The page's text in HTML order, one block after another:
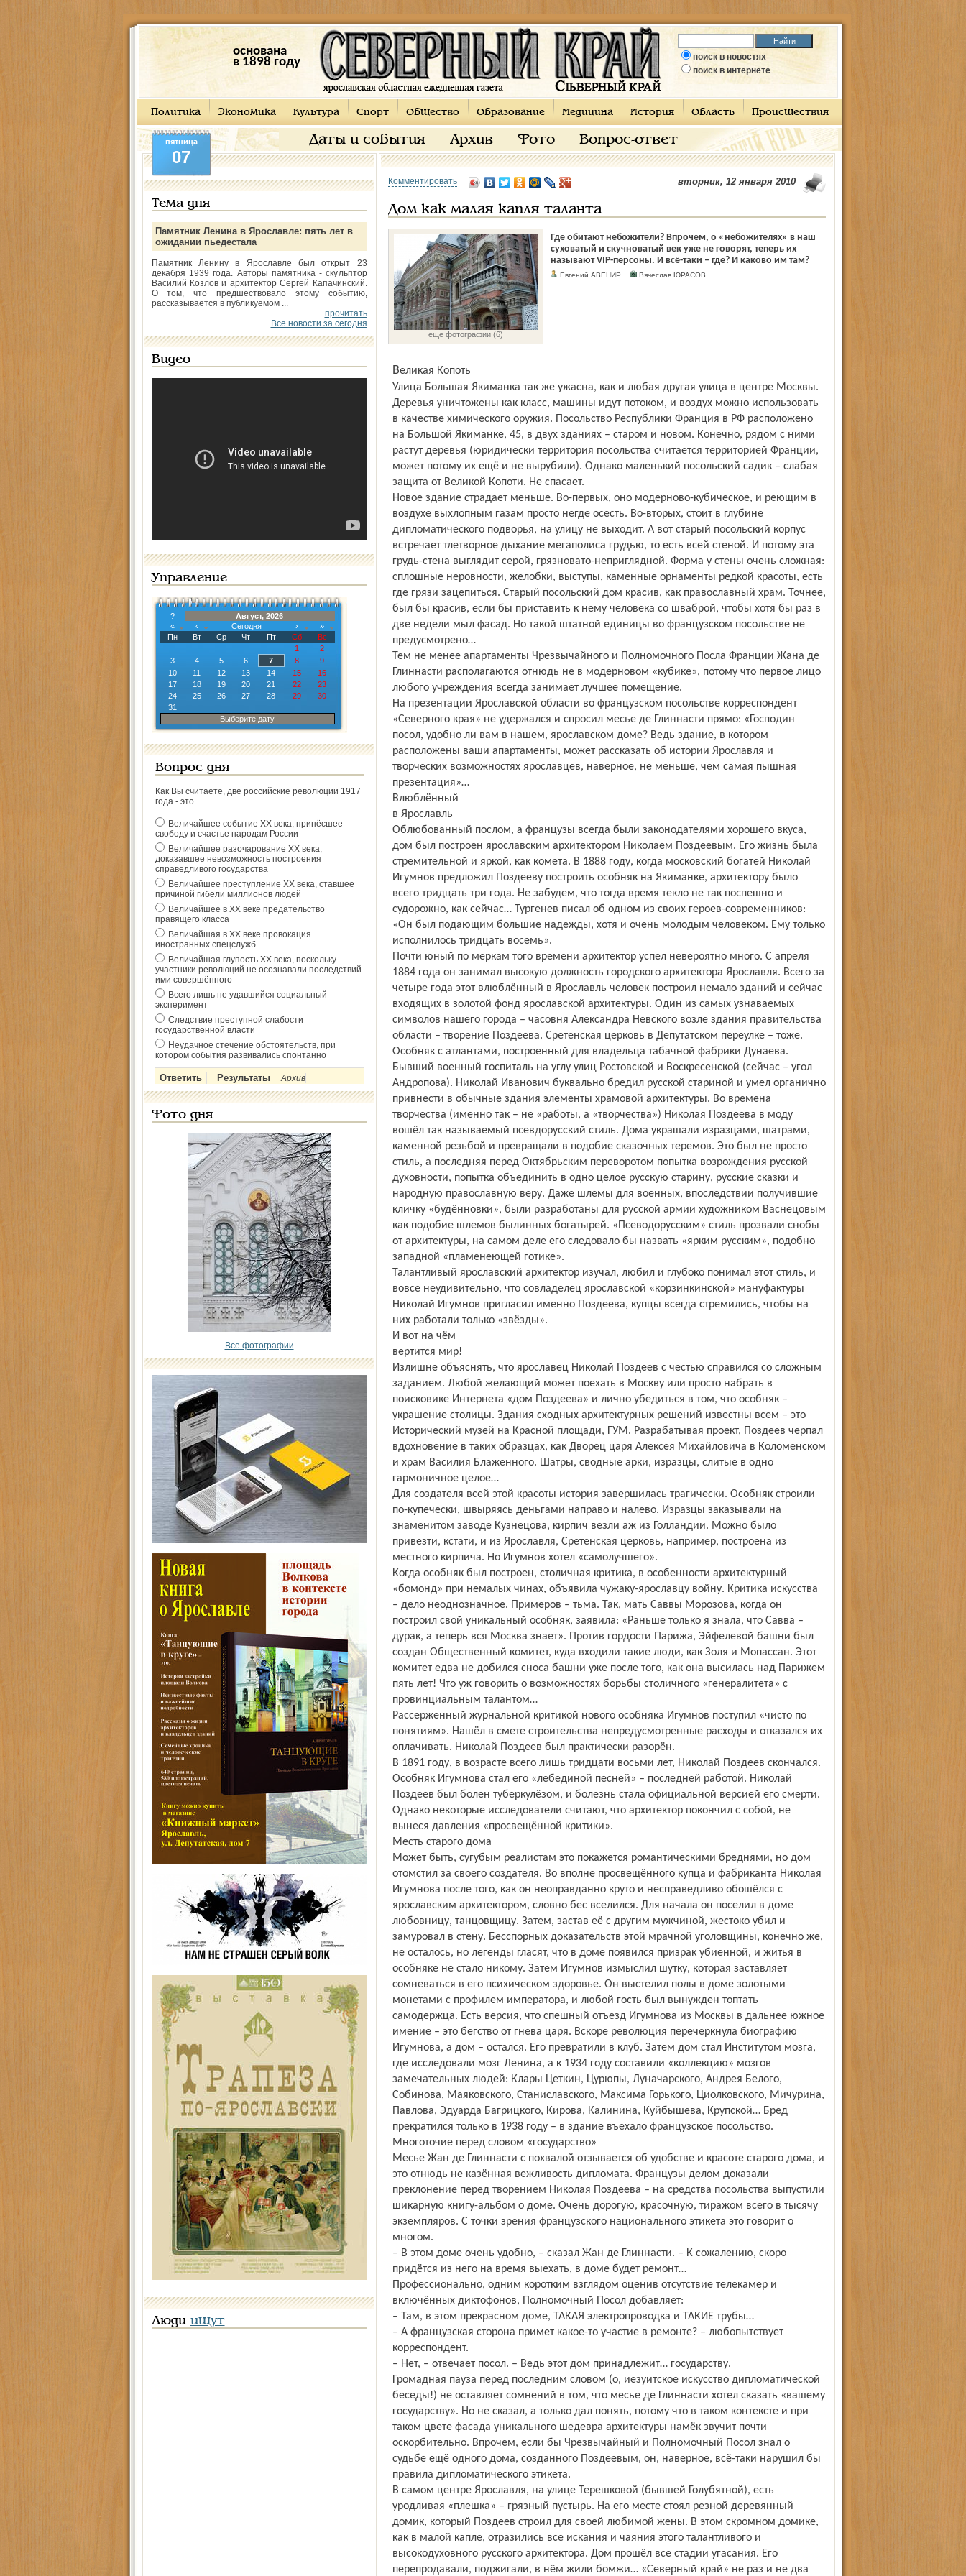
основана
в 1898 году
поиск в новостях
поиск в интернете
Политика Экономика Культура Спорт Общество Образование Медицина История Область Происшествия
Даты и события Архив Фото Вопрос-ответ
пятница
07
Тема дня
Памятник Ленина в Ярославле: пять лет в
ожидании пьедестала
Памятник Ленину в Ярославле был открыт 23
декабря 1939 года. Авторы памятника - скульптор
Василий Козлов и архитектор Сергей Капачинский.
О том, что предшествовало этому событию,
рассказывается в публикуемом ...
прочитать
Все новости за сегодня
Видео
Управление
?
Август, 2026
«
‹ Сегодня ›
»
Пн
Вт Ср Чт Пт Сб
Вс
1
2
3
4 5 6 7 8
9
10
11 12 13 14 15
16
17
18 19 20 21 22
23
24
25 26 27 28 29
30
31
Выберите дату
Вопрос дня
Как Вы считаете, две российские революции 1917
года - это
Величайшее событие ХХ века, принёсшее
свободу и счастье народам России
Величайшее разочарование ХХ века,
доказавшее невозможность построения
справедливого государства
Величайшее преступление ХХ века, ставшее
причиной гибели миллионов людей
Величайшее в ХХ веке предательство
правящего класса
Величайшая в ХХ веке провокация
иностранных спецслужб
Величайшая глупость ХХ века, поскольку
участники революций не осознавали последствий
ими совершённого
Всего лишь не удавшийся социальный
эксперимент
Следствие преступной слабости
государственной власти
Неудачное стечение обстоятельств, при
котором события развивались спонтанно
Архив
Фото дня
Все фотографии
Люди ищут
Комментировать вторник, 12 января 2010
Дом как малая капля таланта
еще фотографии (6)
Где обитают небожители? Впрочем, о «небожителях» в наш
суховатый и скучноватый век уже не говорят, теперь их
называют VIP-персоны. И всё-таки – где? И каково им там?
Евгений АВЕНИР Вячеслав ЮРАСОВ
Великая Копоть
Улица Большая Якиманка так же ужасна, как и любая другая улица в центре Москвы.
Деревья уничтожены как класс, машины идут потоком, и воздух можно использовать
в качестве химического оружия. Посольство Республики Франция в РФ расположено
на Большой Якиманке, 45, в двух зданиях – старом и новом. Конечно, рядом с ними
растут деревья (юридически территория посольства считается территорией Франции,
может потому их ещё и не вырубили). Однако маленький посольский садик – слабая
защита от Великой Копоти. Не спасает.
Новое здание страдает меньше. Во-первых, оно модерново-кубическое, и реющим в
воздухе выхлопным газам просто негде осесть. Во-вторых, стоит в глубине
дипломатического подворья, на улицу не выходит. А вот старый посольский корпус
встречает тлетворное дыхание мегаполиса грудью, то есть всей стеной. И потому эта
грудь-стена выглядит серой, грязновато-неприглядной. Форма у стены очень сложная:
сплошные неровности, желобки, выступы, каменные орнаменты редкой красоты, есть
где грязи зацепиться. Старый посольский дом красив, как православный храм. Точнее,
был бы красив, если бы приставить к нему человека со шваброй, чтобы хотя бы раз в
две недели мыл фасад. Но такой штатной единицы во французском посольстве не
преду­смотрено…
Тем не менее апартаменты Чрезвычайного и Полномочного Посла Франции Жана де
Глиннасти располагаются отнюдь не в модерновом «кубике», потому что первое лицо
любого учреждения всегда занимает лучшее помещение.
На презентации Ярославской области во французском посольстве корреспондент
«Северного края» не удержался и спросил месье де Глиннасти прямо: «Господин
посол, удобно ли вам в нашем, ярославском доме? Ведь здание, в котором
расположены ваши апартаменты, может рассказать об истории Ярославля и
творческих возможностях ярославцев, наверное, не меньше, чем самая пышная
презентация»…
Влюблённый
в Ярославль
Облюбованный послом, а французы всегда были законодателями хорошего вкуса,
дом был построен ярослав­ским архитектором Николаем Поздеевым. Его жизнь была
стремительной и яркой, как комета. В 1888 году, когда московский богатей Николай
Игумнов предложил Поздееву построить особняк на Якиманке, архитектору было
всего тридцать три года. Не забудем, что тогда время текло не так поспешно и
судорожно, как сейчас… Тургенев писал об одном из своих героев-современников:
«Он был подающим большие надежды, хотя и очень молодым человеком. Ему только
исполнилось тридцать восемь».
Почти юный по меркам того времени архитектор успел невероятно много. С апреля
1884 года он занимал высокую должность городского архитектора Ярославля. Всего за
четыре года этот влюблённый в Ярославль человек по­строил немало зданий и сейчас
входящих в золотой фонд ярославской архитектуры. Один из самых узнаваемых
символов нашего города – часовня Александра Невского возле здания правительства
области – творение Поздеева. Сретенская церковь в Депутатском переулке – тоже.
Особняк с атлантами, построенный для владельца табачной фабрики Дунаева.
Бывший военный госпиталь на углу улиц Ростовской и Воскресенской (сейчас – угол
Андропова). Николай Иванович буквально бредил русской стариной и умел органично
привнести в обычные здания элементы храмовой архитектуры. Во времена
творчества (именно так – не «работы, а «творчества») Николая Поздеева в моду
вошёл так называемый псевдорусский стиль. Дома украшали изразцами, шатрами,
каменной резьбой и превращали в подобие сказочных теремов. Это был не просто
стиль, а последняя перед Октябрьским переворотом попытка возрождения русской
духовности, попытка объединить в одно целое русскую старину, русские сказки и
народную православную веру. Даже шлемы для военных, впоследствии получившие
кличку «будённовки», были разработаны для русской армии художником Васнецовым
как подобие шлемов былинных богатырей. «Псеводорусским» стиль прозвали снобы
от архитектуры, на самом деле его следовало бы назвать «ярким русским», подобно
западной «пламенеющей готике».
Талантливый ярославский архитектор изучал, любил и глубоко понимал этот стиль, и
вовсе неудивительно, что со­владелец ярославской «корзинкинской» мануфактуры
Николай Игумнов пригласил именно Поздеева, купцы всегда стремились, чтобы на
них работали только «звёзды».
И вот на чём
вертится мир!
Излишне объяснять, что ярославец Николай Поздеев с честью справился со сложным
заданием. Любой желающий может поехать в Москву или просто набрать в
поисковике Интернета «дом Поздеева» и лично убедиться в том, что особняк –
украшение столицы. Здания сходных архитектурных решений известны всем – это
Исторический музей на Красной площади, ГУМ. Разрабатывая проект, Поздеев черпал
вдохновение в таких образцах, как Дворец царя Алексея Михайловича в Коломенском
и храм Василия Блаженного. Шатры, сводные арки, изразцы, слитые в одно
гармоничное целое…
Для создателя всей этой красоты история завершилась трагически. Особняк строили
по-купечески, швыряясь деньгами направо и налево. Изразцы заказывали на
знаменитом заводе Кузнецова, кирпич везли аж из Голландии. Можно было
привезти, кстати, и из Ярославля, Сретенская церковь, например, построена из
местного кирпича. Но Игумнов хотел «самолучшего».
Когда особняк был построен, столичная критика, в особенности архитектурный
«бомонд» при немалых чинах, объявила чужаку-ярославцу войну. Критика искусства
– дело неоднозначное. Примеров – тьма. Так, мать Саввы Морозова, когда он
построил свой уникальный особняк, заявила: «Раньше только я знала, что Савва –
дурак, а теперь вся Москва знает». Против гордости Парижа, Эйфелевой башни был
создан Общественный комитет, куда входили такие люди, как Золя и Мопассан. Этот
комитет едва не добился сноса башни уже после того, как она высилась над Парижем
пять лет! Что уж говорить о возможностях борьбы столичного «генералитета» с
провинциальным талантом…
Рассерженный журнальной критикой нового особняка Игумнов поступил «чисто по
понятиям». Нашёл в смете строительства непредусмотренные расходы и отказался их
оплачивать. Николай Поздеев был практически разорён.
В 1891 году, в возрасте всего лишь тридцати восьми лет, Николай Поздеев скончался.
Особняк Игумнова стал его «лебединой песней» – последней работой. Николай
Поздеев был болен туберкулёзом, и болезнь стала официальной версией его смерти.
Однако некоторые исследователи считают, что архитектор покончил с собой, не
вынеся давления «просвещённой критики».
Месть старого дома
Может быть, сугубым реалистам это покажется романтическими бреднями, но дом
отомстил за своего создателя. Во вполне просвещённого купца и фабриканта Николая
Игумнова после того, как он неоправданно круто и несправедливо обошёлся с
ярославским архитектором, словно бес вселился. Для начала он поселил в доме
любовницу, танцовщицу. Затем, застав её с другим мужчиной, жестоко убил и
замуровал в стену. Бесспорных доказательств этой мрачной уголовщины, конечно же,
не осталось, но легенды гласят, что в доме по­явился призрак убиенной, и житья в
особняке не стало никому. Затем Игумнов измыслил шутку, которая заставляет
сомневаться в его психическом здоровье. Он выстелил полы в доме золотыми
монетами с профилем императора, и любой гость был вынужден топтать
самодержца. Есть версия, что спешный отъезд Игумнова из Москвы в дальнее южное
имение – это бегство от гнева царя. Вскоре революция перечеркнула биографию
Игумнова, а дом – остался. Его превратили в клуб. Затем дом стал Институтом мозга,
где исследовали мозг Ленина, а к 1934 году составили «коллекцию» мозгов
замечательных людей: Клары Цеткин, Цурюпы, Луначарского, Андрея Белого,
Собинова, Маяковского, Станиславского, Максима Горького, Циолковского, Мичурина,
Павлова, Эдуарда Багрицкого, Кирова, Калинина, Куйбышева, Круп­ской… Бред
прекратился только в 1938 году – в здание въехало французское посольство.
Многоточие перед словом «государство»
Месье Жан де Глиннасти с похвалой отзывается об удобстве и красоте старого дома, и
это отнюдь не казённая вежливость дипломата. Французы делом доказали
преклонение перед творением Николая Поздеева – на средства посольства выпустили
шикарную книгу-альбом о доме. Очень дорогую, красочную, тиражом всего в тысячу
экземпляров. С точки зрения французского национального этикета это говорит о
многом.
– В этом доме очень удобно, – сказал Жан де Глиннасти. – К сожалению, скоро
придётся из него на время выехать, в доме будет ремонт…
Профессионально, одним коротким взглядом оценив отсутствие телекамер и
включённых диктофонов, Полномочный Посол добавляет:
– Там, в этом прекрасном доме, ТАКАЯ электропроводка и ТАКИЕ трубы…
– А французская сторона примет какое-то участие в ремонте? – любопытствует
корреспондент.
– Нет, – отвечает посол. – Ведь этот дом принадлежит… государству.
Громадная пауза перед последним словом (о, иезуитское искусство дипломатической
беседы!) не оставляет сомнений в том, что месье де Глиннасти хотел сказать «вашему
государству». Но не сказал, а только дал понять, потому что в таком контексте и при
таком цвете фасада уникального шедевра архитектуры намёк звучит почти
оскорбительно. Впрочем, если бы Чрезвычайный и Полномочный Посол знал о
судьбе ещё одного дома, созданного Поздеевым, он, наверное, всё-таки нарушил бы
правила дипломатического этикета.
В самом центре Ярославля, на улице Терешковой (бывшей Голубятной), есть
уродливая «плешка» – грязный пустырь. На его месте стоял резной деревянный
домик, который Поздеев строил для своей любимой жены. В этом скромном домике,
как в малой капле, отразились все искания и чаяния этого талантливого и
высокодуховного русского архитектора. Дом прошёл все стадии угасания. Его
перепродавали, поджигали, в нём жили бомжи… «Северный край» не раз и не два